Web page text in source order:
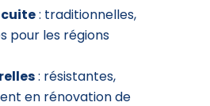
cuite: traditionnelles,
pour les régions
: résistantes,
en rénovation de